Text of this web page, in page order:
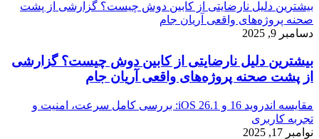
بیشترین دلیل نارضایتی از کابین دوش چیست؟ گزارشی از پشت
صحنه پروژه‌های واقعی آریان جام
دسامبر 9, 2025
بیشترین دلیل نارضایتی از کابین دوش چیست؟ گزارشی
از پشت صحنه پروژه‌های واقعی آریان جام
مقایسه اندروید 16 و iOS 26.1: بررسی کامل سرعت، امنیت و
تجربه کاربری
نوامبر 17, 2025